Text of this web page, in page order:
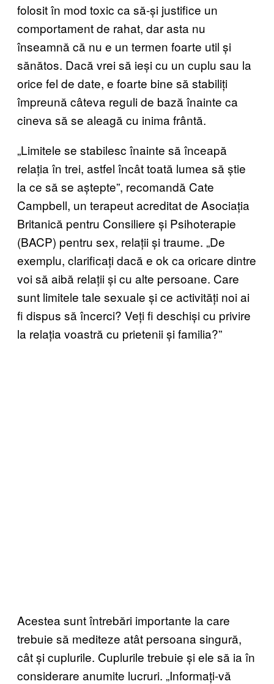
folosit în mod toxic ca să-și justifice un
comportament de rahat, dar asta nu
înseamnă că nu e un termen foarte util și
sănătos. Dacă vrei să ieși cu un cuplu sau la
orice fel de date, e foarte bine să stabiliți
împreună câteva reguli de bază înainte ca
cineva să se aleagă cu inima frântă.
„Limitele se stabilesc înainte să înceapă
relația în trei, astfel încât toată lumea să știe
la ce să se aștepte”, recomandă Cate
Campbell, un terapeut acreditat de Asociația
Britanică pentru Consiliere și Psihoterapie
(BACP) pentru sex, relații și traume. „De
exemplu, clarificați dacă e ok ca oricare dintre
voi să aibă relații și cu alte persoane. Care
sunt limitele tale sexuale și ce activități noi ai
fi dispus să încerci? Veți fi deschiși cu privire
la relația voastră cu prietenii și familia?”
Acestea sunt întrebări importante la care
trebuie să mediteze atât persoana singură,
cât și cuplurile. Cuplurile trebuie și ele să ia în
considerare anumite lucruri. „Informați-vă